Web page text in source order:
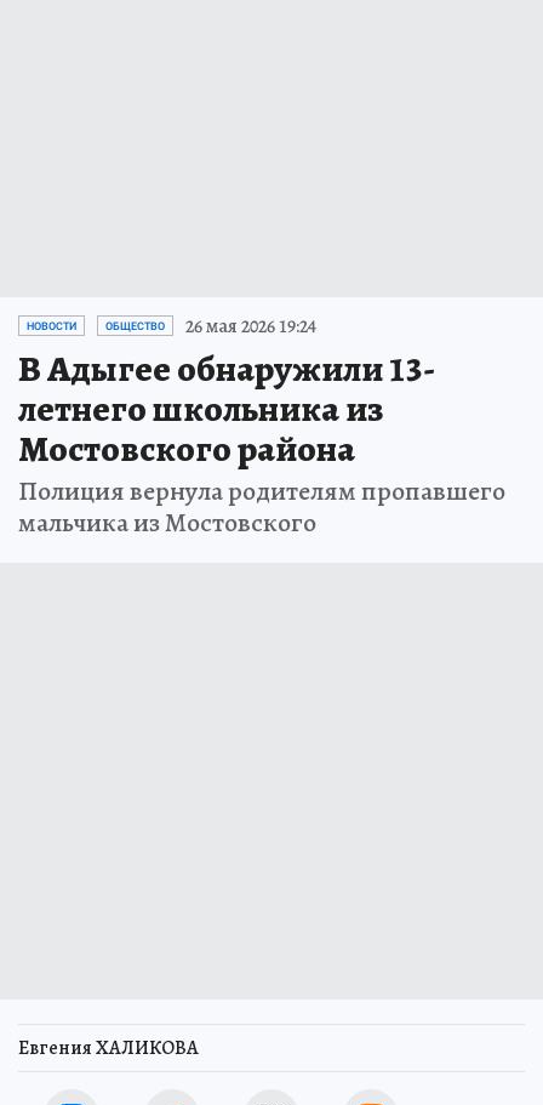
НОВОСТИ ОБЩЕСТВО 26 мая 2026 19:24
В Адыгее обнаружили 13-
летнего школьника из
Мостовского района
Полиция вернула родителям пропавшего
мальчика из Мостовского
Евгения ХАЛИКОВА